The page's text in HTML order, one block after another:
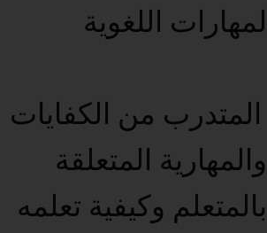
اللغوية
من الكفايات
المتعلقة
وكيفية تعلمه